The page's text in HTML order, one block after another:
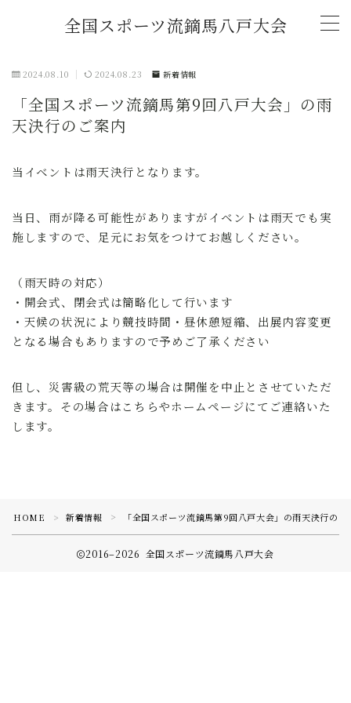
全国スポーツ流鏑馬八戸大会
トップページ
会」開催概要
大会記録
2026年大会協賛スポンサー募集中！
全国スポーツ流鏑馬八戸大会実行委員会
2024.08.10 2024.08.23 新着情報
「全国スポーツ流鏑馬第9回八戸大会」の雨
天決行のご案内
当イベントは雨天決行となります。
当日、雨が降る可能性がありますがイベントは雨天でも実
施しますので、足元にお気をつけてお越しください。
（雨天時の対応）
・開会式、閉会式は簡略化して行います
・天候の状況により競技時間・昼休憩短縮、出展内容変更
となる場合もありますので予めご了承ください
但し、災害級の荒天等の場合は開催を中止とさせていただ
きます。その場合はこちらやホームページにてご連絡いた
します。
HOME ＞ 新着情報 ＞ 「全国スポーツ流鏑馬第9回八戸大会」の雨天決行のご
2016–2026 全国スポーツ流鏑馬八戸大会